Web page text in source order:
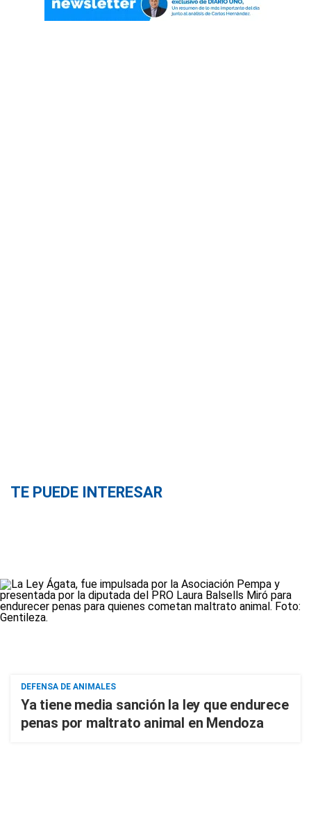
TE PUEDE INTERESAR
DEFENSA DE ANIMALES
Ya tiene media sanción la ley que endurece
penas por maltrato animal en Mendoza